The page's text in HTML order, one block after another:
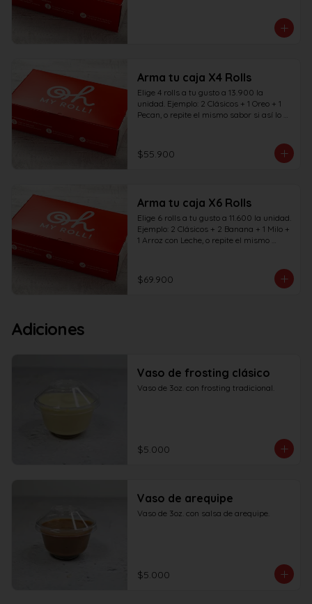
Arma tu caja X4 Rolls
Elige 4 rolls a tu gusto a 13.900 la
unidad. Ejemplo: 2 Clásicos + 1 Oreo + 1
Pecan, o repite el mismo sabor si así lo
$55.900
Arma tu caja X6 Rolls
Elige 6 rolls a tu gusto a 11.600 la unidad.
Ejemplo: 2 Clásicos + 2 Banana + 1 Milo +
1 Arroz con Leche, o repite el mismo
$69.900
Adiciones
Vaso de frosting clásico
Vaso de 3oz. con frosting tradicional.
$5.000
Vaso de arequipe
Vaso de 3oz. con salsa de arequipe.
$5.000